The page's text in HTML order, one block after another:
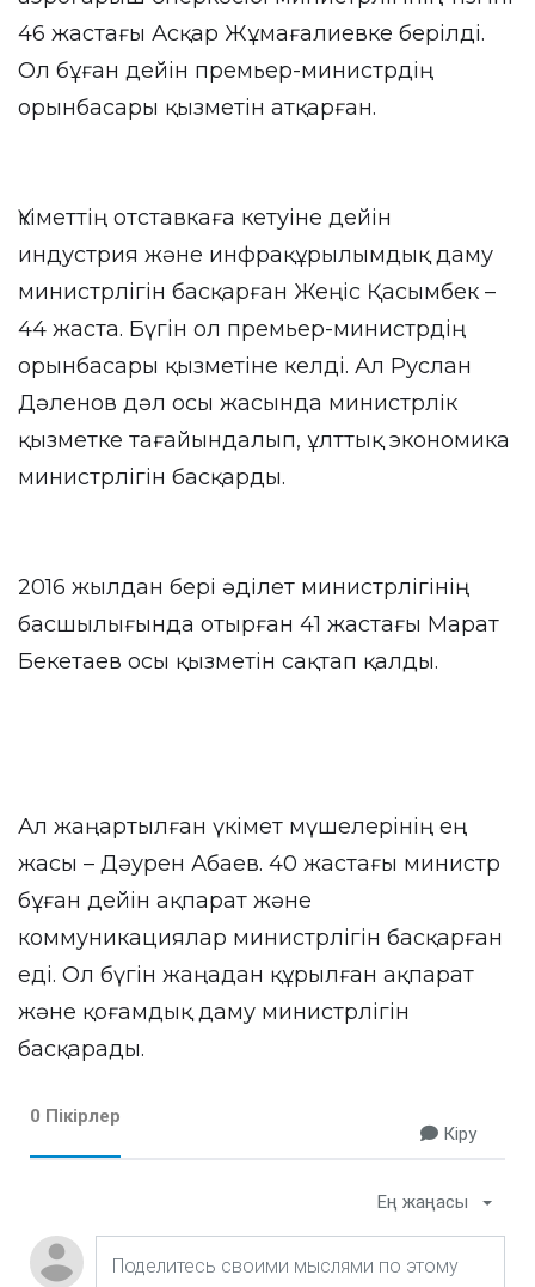
46 жастағы Асқар Жұмағалиевке берілді.
Ол бұған дейін премьер-министрдің
орынбасары қызметін атқарған.
Үкіметтің отставкаға кетуіне дейін
индустрия және инфрақұрылымдық даму
министрлігін басқарған Жеңіс Қасымбек –
44 жаста. Бүгін ол премьер-министрдің
орынбасары қызметіне келді. Ал Руслан
Дәленов дәл осы жасында министрлік
қызметке тағайындалып, ұлттық экономика
министрлігін басқарды.
2016 жылдан бері әділет министрлігінің
басшылығында отырған 41 жастағы Марат
Бекетаев осы қызметін сақтап қалды.
Ал жаңартылған үкімет мүшелерінің ең
жасы – Дәурен Абаев. 40 жастағы министр
бұған дейін ақпарат және
коммуникациялар министрлігін басқарған
еді. Ол бүгін жаңадан құрылған ақпарат
және қоғамдық даму министрлігін
басқарады.
0 Пікірлер
Кіру
Ең жаңасы